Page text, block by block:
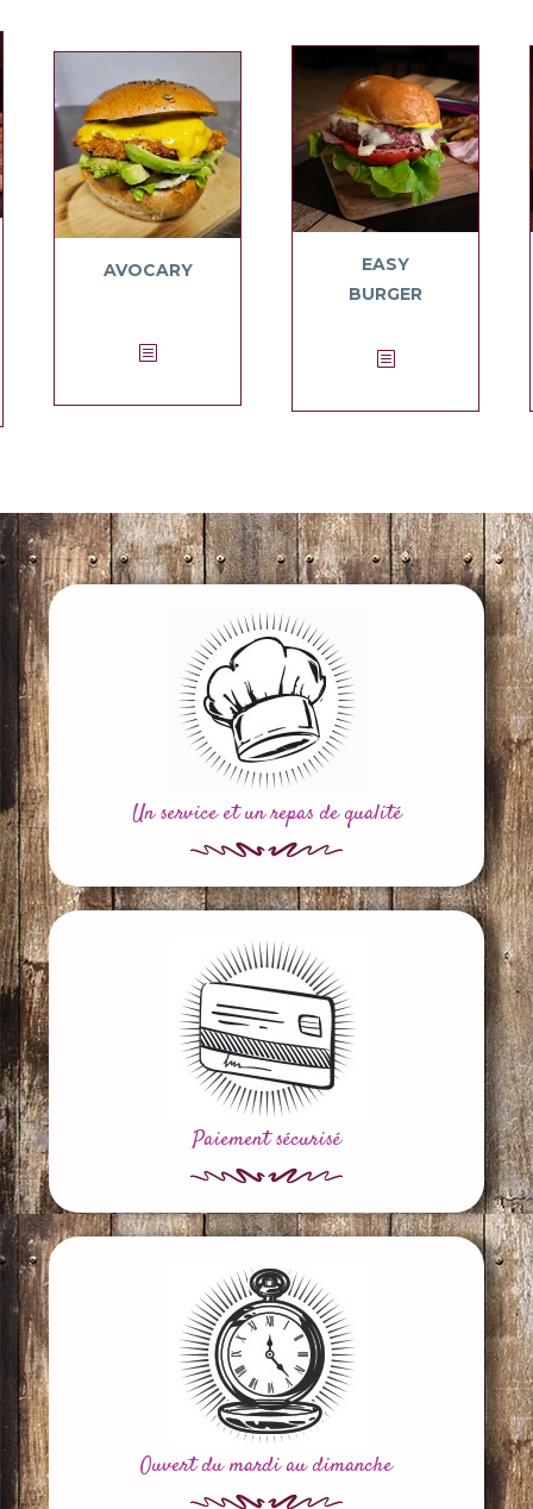
AVOCARY
EASY
BURGER
Un service et un repas de qualité
Paiement sécurisé
Ouvert du mardi au dimanche